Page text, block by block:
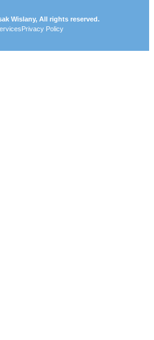
Wislany, All rights reserved.
Privacy Policy